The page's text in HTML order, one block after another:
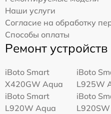
Наши услуги
Согласие на обработку
Способы оплаты
Ремонт устройств
iBoto Smart
Х420GW Aqua
iBoto
L925W
iBoto Smart
L920W Aqua
iBoto